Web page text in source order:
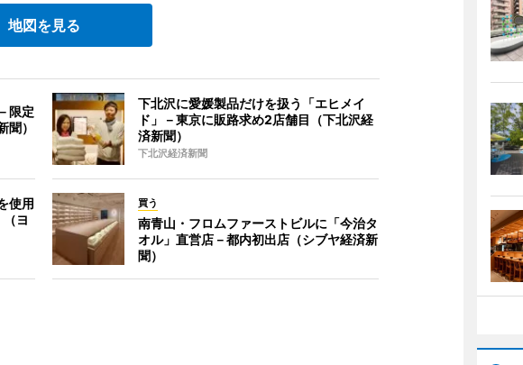
地図を見る
限定
）
下北沢に愛媛製品だけを扱う「エヒメイ
ド」－東京に販路求め2店舗目（下北沢経
済新聞）
下北沢経済新聞
使用
ヨ
買う
南青山・フロムファーストビルに「今治タ
オル」直営店－都内初出店（シブヤ経済新
聞）